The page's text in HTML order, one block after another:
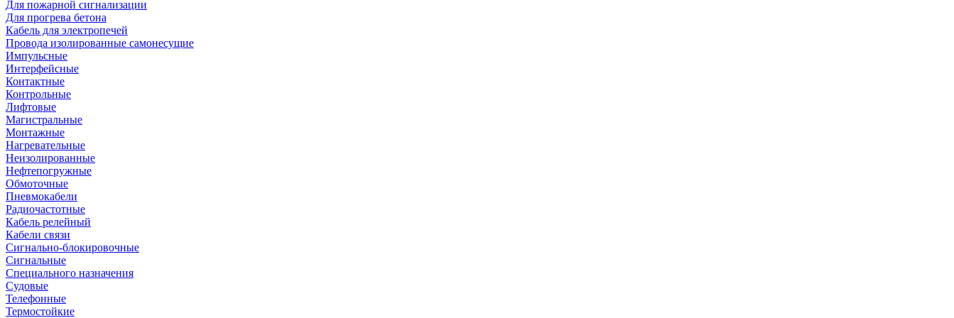
Для пожарной сигнализации
Для прогрева бетона
Кабель для электропечей
Провода изолированные самонесущие
Импульсные
Интерфейсные
Контактные
Контрольные
Лифтовые
Магистральные
Монтажные
Нагревательные
Неизолированные
Нефтепогружные
Обмоточные
Пневмокабели
Радиочастотные
Кабель релейный
Кабели связи
Сигнально-блокировочные
Сигнальные
Специального назначения
Судовые
Телефонные
Термостойкие